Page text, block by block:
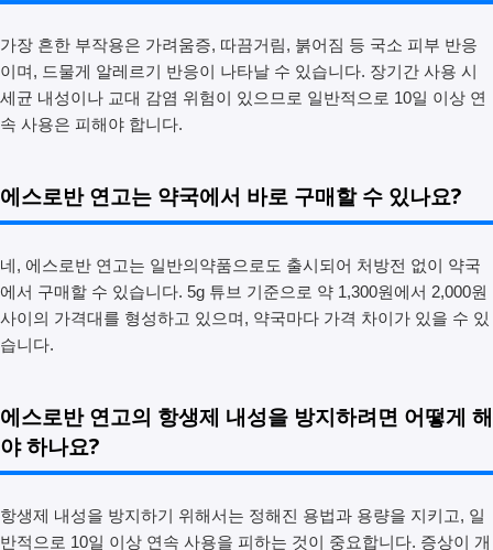
가장 흔한 부작용은 가려움증, 따끔거림, 붉어짐 등 국소 피부 반응
이며, 드물게 알레르기 반응이 나타날 수 있습니다. 장기간 사용 시
세균 내성이나 교대 감염 위험이 있으므로 일반적으로 10일 이상 연
속 사용은 피해야 합니다.
에스로반 연고는 약국에서 바로 구매할 수 있나요?
네, 에스로반 연고는 일반의약품으로도 출시되어 처방전 없이 약국
에서 구매할 수 있습니다. 5g 튜브 기준으로 약 1,300원에서 2,000원
사이의 가격대를 형성하고 있으며, 약국마다 가격 차이가 있을 수 있
습니다.
에스로반 연고의 항생제 내성을 방지하려면 어떻게 해
야 하나요?
항생제 내성을 방지하기 위해서는 정해진 용법과 용량을 지키고, 일
반적으로 10일 이상 연속 사용을 피하는 것이 중요합니다. 증상이 개